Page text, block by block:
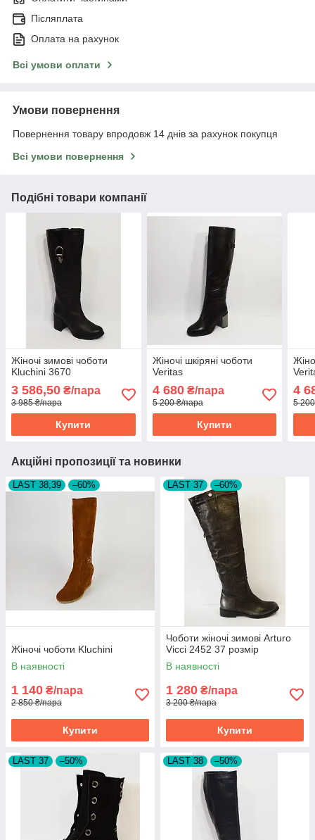
Післяплата
Оплата на рахунок
Всі умови оплати
Умови повернення
Повернення товару впродовж 14 днів за рахунок покупця
Всі умови повернення
Подібні товари компанії
Жіночі зимові чоботи
Kluchini 3670
3 586,50 ₴/пара
3 985 ₴/пара
Купити
Жіночі шкіряні чоботи
Veritas
4 680₴/пара
5 200 ₴/пара
Купити
4
5
Акційні пропозиції та новинки
LAST 38,39 –60%
Жіночі чоботи Kluchini
В наявності
1 140 ₴/пара
2 850 ₴/пара
Купити
LAST 37 –60%
Чоботи жіночі зимові Arturo
Vicci 2452 37 розмір
В наявності
1 280 ₴/пара
3 200 ₴/пара
Купити
LAST 37 –50% LAST 38 –50%